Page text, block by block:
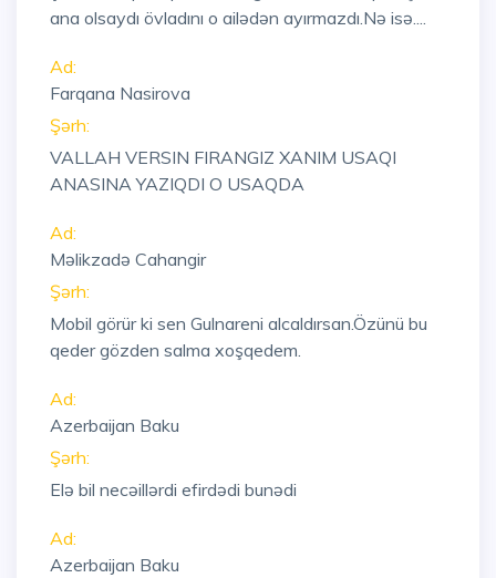
ana olsaydı övladını o ailədən ayırmazdı.Nə isə....
Ad:
Farqana Nasirova
Şərh:
VALLAH VERSIN FIRANGIZ XANIM USAQI
ANASINA YAZIQDI O USAQDA
Ad:
Məlikzadə Cahangir
Şərh:
Mobil görür ki sen Gulnareni alcaldırsan.Özünü bu
qeder gözden salma xoşqedem.
Ad:
Azerbaijan Baku
Şərh:
Elə bil necəillərdi efirdədi bunədi
Ad:
Azerbaijan Baku